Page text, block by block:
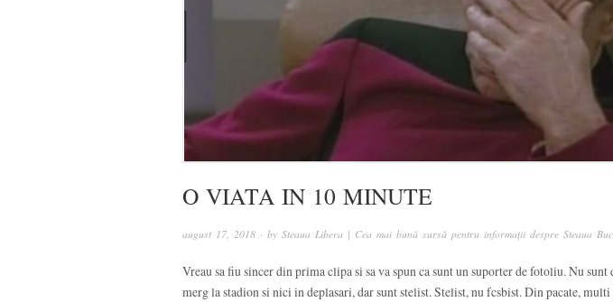
O VIATA IN 10 MINUTE
august 17, 2018 · by Steaua Libera | Cea mai bună sursă pentru informații despre Steaua
Vreau sa fiu sincer din prima clipa si sa va spun ca sunt un suporter de fotoliu. Nu
merg la stadion si nici in deplasari, dar sunt stelist. Stelist, nu fcsbist. Din pacate,